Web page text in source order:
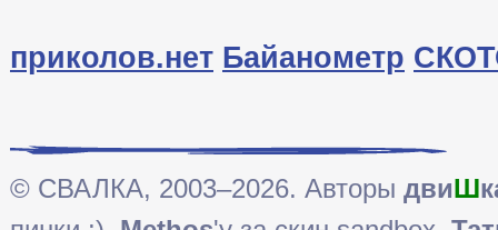
приколов.нет Байанометр
© СВАЛКА, 2003–2026. Авторы двиШ